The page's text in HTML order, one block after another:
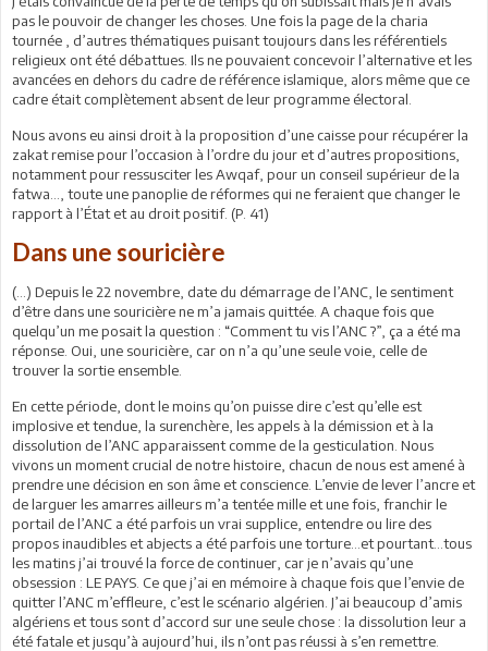
pas le pouvoir de changer les choses. Une fois la page de la charia
tournée , d’autres thématiques puisant toujours dans les référentiels
religieux ont été débattues. Ils ne pouvaient concevoir l’alternative et les
avancées en dehors du cadre de référence islamique, alors même que ce
cadre était complètement absent de leur programme électoral.
Nous avons eu ainsi droit à la proposition d’une caisse pour récupérer la
zakat remise pour l’occasion à l’ordre du jour et d’autres propositions,
notamment pour ressusciter les Awqaf, pour un conseil supérieur de la
fatwa..., toute une panoplie de réformes qui ne feraient que changer le
rapport à l’État et au droit positif. (P. 41)
Dans une souricière
(…) Depuis le 22 novembre, date du démarrage de l’ANC, le sentiment
d’être dans une souricière ne m’a jamais quittée. A chaque fois que
quelqu’un me posait la question : “Comment tu vis l’ANC ?”, ça a été ma
réponse. Oui, une souricière, car on n’a qu’une seule voie, celle de
trouver la sortie ensemble.
En cette période, dont le moins qu’on puisse dire c’est qu’elle est
implosive et tendue, la surenchère, les appels à la démission et à la
dissolution de l’ANC apparaissent comme de la gesticulation. Nous
vivons un moment crucial de notre histoire, chacun de nous est amené à
prendre une décision en son âme et conscience. L’envie de lever l’ancre et
de larguer les amarres ailleurs m’a tentée mille et une fois, franchir le
portail de l’ANC a été parfois un vrai supplice, entendre ou lire des
propos inaudibles et abjects a été parfois une torture…et pourtant…tous
les matins j’ai trouvé la force de continuer, car je n’avais qu’une
obsession : LE PAYS. Ce que j’ai en mémoire à chaque fois que l’envie de
quitter l’ANC m’effleure, c’est le scénario algérien. J’ai beaucoup d’amis
algériens et tous sont d’accord sur une seule chose : la dissolution leur a
été fatale et jusqu’à aujourd’hui, ils n’ont pas réussi à s’en remettre.